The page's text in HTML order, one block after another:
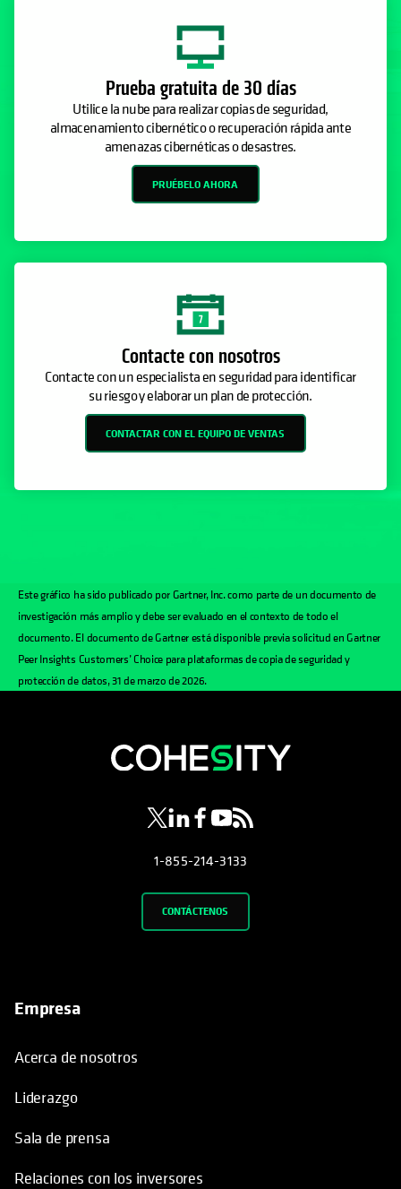
Prueba gratuita de 30 días
Utilice la nube para realizar copias de seguridad,
almacenamiento cibernético o recuperación rápida ante
amenazas cibernéticas o desastres.
PRUÉBELO AHORA
Contacte con nosotros
Contacte con un especialista en seguridad para identificar
su riesgo y elaborar un plan de protección.
CONTACTAR CON EL EQUIPO DE VENTAS
Este gráfico ha sido publicado por Gartner, Inc. como parte de un documento de
investigación más amplio y debe ser evaluado en el contexto de todo el
documento. El documento de Gartner está disponible previa solicitud en Gartner
Peer Insights Customers’ Choice para plataformas de copia de seguridad y
protección de datos, 31 de marzo de 2026.
se abre en una pestaña nueva
se abre en una pestaña nueva
se abre en una pestaña nueva
se abre en una pestaña
se abre en una pestaña
1-855-214-3133
CONTÁCTENOS
Empresa
Acerca de nosotros
Liderazgo
Sala de prensa
Relaciones con los inversores